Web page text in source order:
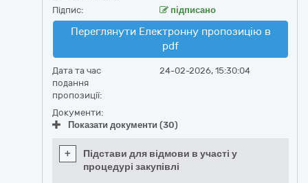
Підпис: підписано
Переглянути Електронну пропозицію в
pdf
Дата та час
подання
пропозиції:
24-02-2026, 15:30:04
Документи:
Показати документи (30)
+
Підстави для відмови в участі у
процедурі закупівлі